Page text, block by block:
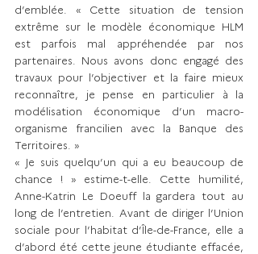
d’emblée. « Cette situation de tension
extrême sur le modèle économique HLM
est parfois mal appréhendée par nos
partenaires. Nous avons donc engagé des
travaux pour l’objectiver et la faire mieux
reconnaître, je pense en particulier à la
modélisation économique d’un macro-
organisme francilien avec la Banque des
Territoires. »
« Je suis quelqu’un qui a eu beaucoup de
chance ! » estime-t-elle. Cette humilité,
Anne-Katrin Le Doeuff la gardera tout au
long de l’entretien. Avant de diriger l’Union
sociale pour l’habitat d’Île-de-France, elle a
d’abord été cette jeune étudiante effacée,